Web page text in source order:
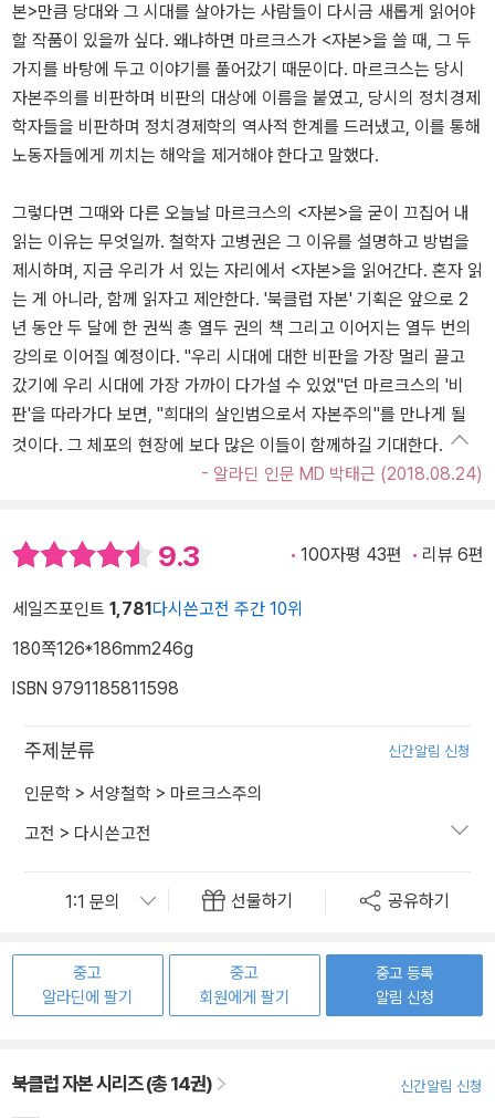
본>만큼 당대와 그 시대를 살아가는 사람들이 다시금 새롭게 읽어야
할 작품이 있을까 싶다. 왜냐하면 마르크스가 <자본>을 쓸 때, 그 두
가지를 바탕에 두고 이야기를 풀어갔기 때문이다. 마르크스는 당시
자본주의를 비판하며 비판의 대상에 이름을 붙였고, 당시의 정치경제
학자들을 비판하며 정치경제학의 역사적 한계를 드러냈고, 이를 통해
노동자들에게 끼치는 해악을 제거해야 한다고 말했다.
그렇다면 그때와 다른 오늘날 마르크스의 <자본>을 굳이 끄집어 내
읽는 이유는 무엇일까. 철학자 고병권은 그 이유를 설명하고 방법을
제시하며, 지금 우리가 서 있는 자리에서 <자본>을 읽어간다. 혼자 읽
는 게 아니라, 함께 읽자고 제안한다. '북클럽 자본' 기획은 앞으로 2
년 동안 두 달에 한 권씩 총 열두 권의 책 그리고 이어지는 열두 번의
강의로 이어질 예정이다. "우리 시대에 대한 비판을 가장 멀리 끌고
갔기에 우리 시대에 가장 가까이 다가설 수 있었"던 마르크스의 '비
판'을 따라가다 보면, "희대의 살인범으로서 자본주의"를 만나게 될
것이다. 그 체포의 현장에 보다 많은 이들이 함께하길 기대한다.
- 알라딘 인문 MD 박태근 (2018.08.24)
9.3 100자평 43편 리뷰 6편
세일즈포인트 1,781다시쓴고전 주간 10위
180쪽126*186mm246g
ISBN 9791185811598
주제분류 신간알림 신청
인문학 > 서양철학 > 마르크스주의
고전 > 다시쓴고전
선물하기 공유하기
중고
알라딘에 팔기
중고
회원에게 팔기
중고 등록
알림 신청
북클럽 자본 시리즈 (총 14권) 신간알림 신청